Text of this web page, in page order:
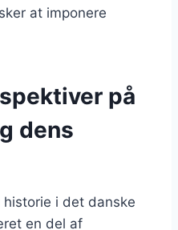
at imponere
på
dens
i det danske
en del af